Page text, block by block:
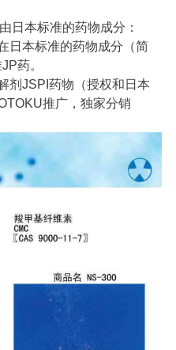
日本标准的药物成分：
日本标准的药物成分（简
JP药。
剂 JSPI 药物（授权和日本
推广，独家分销